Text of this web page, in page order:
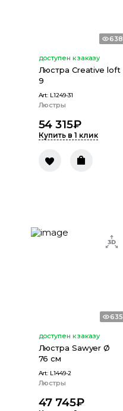
638
доступен к заказу
Люстра Creative loft
9
Art: L1249-31
Люстры
54 315₽
Купить в 1 клик
635
доступен к заказу
Люстра Sawyer Ø
76 см
Art: L1449-2
Люстры
47 745₽